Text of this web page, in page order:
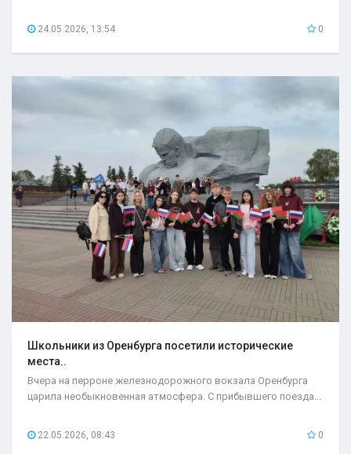
24.05.2026, 13:54 0
Школьники из Оренбурга посетили исторические
места..
Вчера на перроне железнодорожного вокзала Оренбурга
царила необыкновенная атмосфера. С прибывшего поезда...
22.05.2026, 08:43 0